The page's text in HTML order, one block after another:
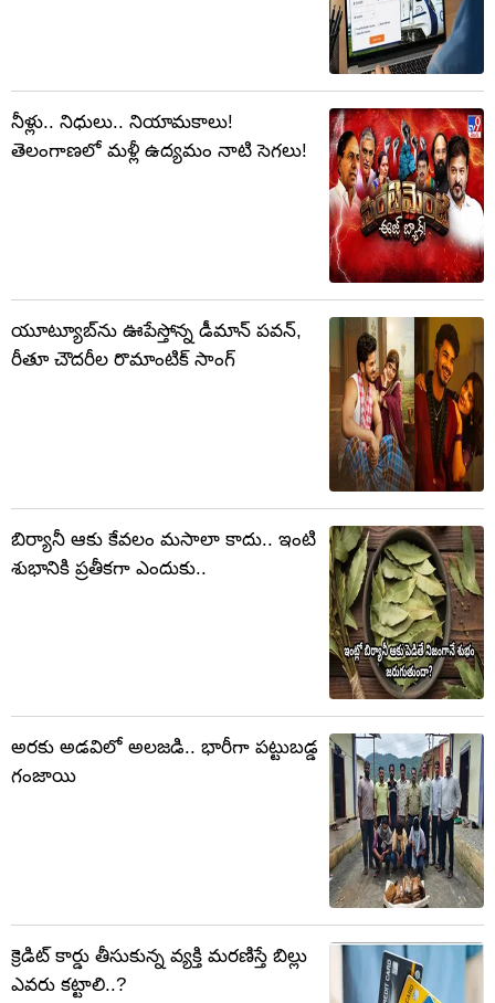
నీళ్లు.. నిధులు.. నియామకాలు!
తెలంగాణలో మళ్లీ ఉద్యమం నాటి సెగలు!
యూట్యూబ్‌ను ఊపేస్తోన్న డీమాన్ పవన్,
రీతూ చౌదరీల రొమాంటిక్ సాంగ్
బిర్యానీ ఆకు కేవలం మసాలా కాదు.. ఇంటి
శుభానికి ప్రతీకగా ఎందుకు..
అరకు అడవిలో అలజడి.. భారీగా పట్టుబడ్డ
గంజాయి
క్రెడిట్ కార్డు తీసుకున్న వ్యక్తి మరణిస్తే బిల్లు
ఎవరు కట్టాలి..?